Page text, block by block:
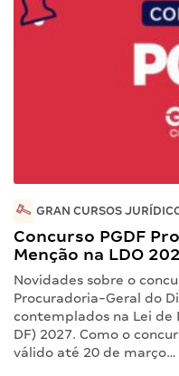
GRAN CURSOS
Concurso PGDF
Menção na LDO
Novidades sobre o
Procuradoria-Geral do
contemplados na Lei de
DF) 2027. Como o
válido até 20 de março…